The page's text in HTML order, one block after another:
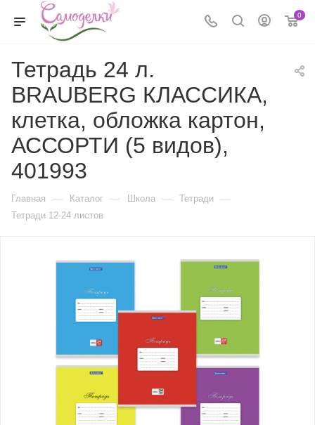
0
Тетрадь 24 л.
BRAUBERG КЛАССИКА,
клетка, обложка картон,
АССОРТИ (5 видов),
401993
Главная — Каталог — Школа — Тетради —
Тетради 12-24 листов